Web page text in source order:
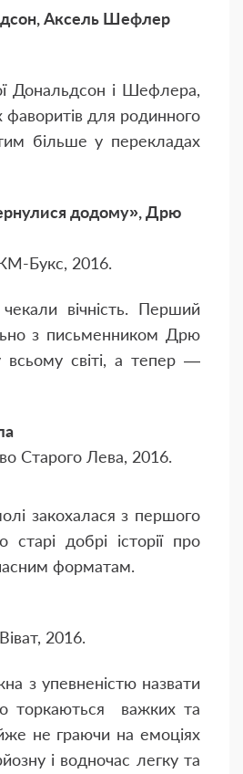
Аксель Шефлер
Дональдсон і Шефлера,
фаворитів для родинного
більше у перекладах
додому», Дрю
Букс, 2016.
вічність. Перший
з письменником Дрю
всьому світі, а тепер —
Старого Лева, 2016.
закохалася з першого
добрі історії про
форматам.
2016.
з упевненістю назвати
торкаються важких та
не граючи на емоціях
і водночас легку та